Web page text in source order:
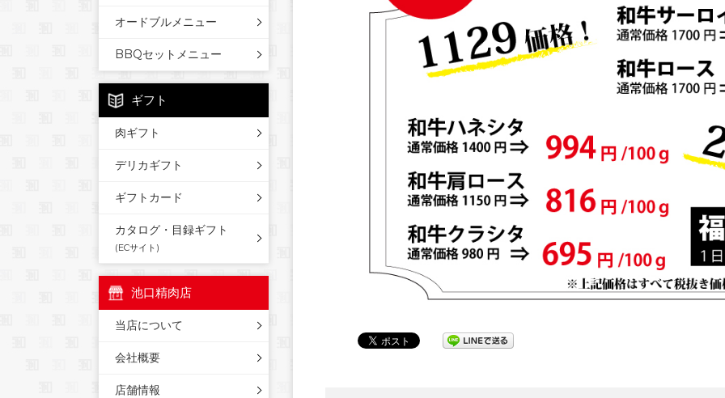
オードブルメニュー
BBQセットメニュー
ギフト
肉ギフト
デリカギフト
ギフトカード
カタログ・目録ギフト
(ECサイト)
池口精肉店
当店について
会社概要
店舗情報